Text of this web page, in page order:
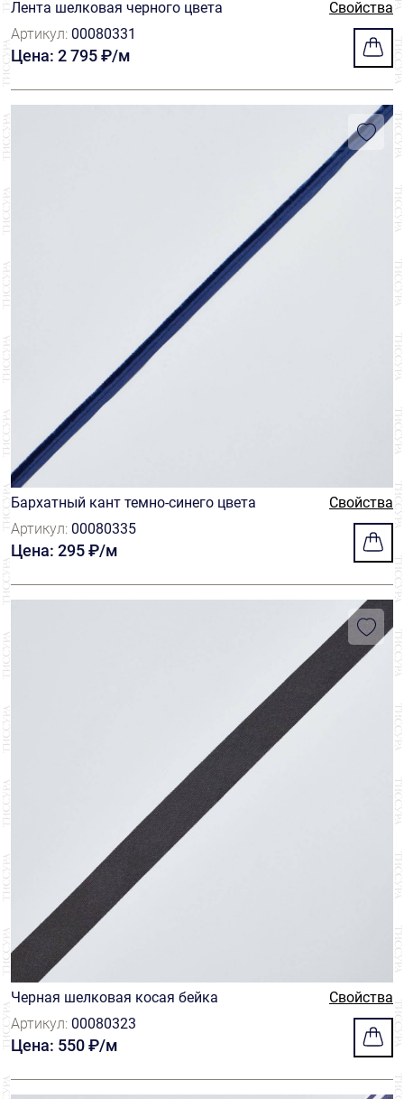
Лента шелковая черного цвета
Свойства
Артикул: 00080331
Цена: 2 795 ₽/м
Бархатный кант темно-синего цвета
Свойства
Артикул: 00080335
Цена: 295 ₽/м
Черная шелковая косая бейка
Свойства
Артикул: 00080323
Цена: 550 ₽/м